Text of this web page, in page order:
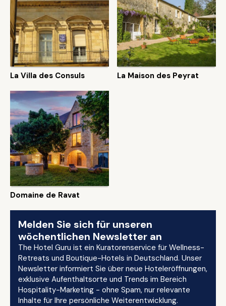
La Villa des Consuls La Maison des Peyrat
Domaine de Ravat
Melden Sie sich für unseren
wöchentlichen Newsletter an
The Hotel Guru ist ein Kuratorenservice für Wellness-
Retreats und Boutique-Hotels in Deutschland. Unser
Newsletter informiert Sie über neue Hoteleröffnungen,
exklusive Aufenthaltsorte und Trends im Bereich
Hospitality-Marketing - ohne Spam, nur relevante
Inhalte für Ihre persönliche Weiterentwicklung.